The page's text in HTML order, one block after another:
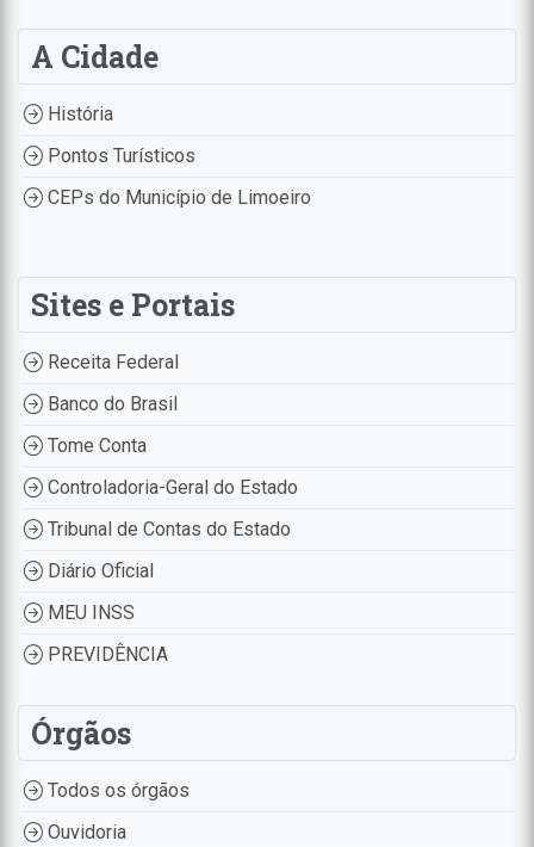
A Cidade
História
Pontos Turísticos
CEPs do Município de Limoeiro
Sites e Portais
Receita Federal
Banco do Brasil
Tome Conta
Controladoria-Geral do Estado
Tribunal de Contas do Estado
Diário Oficial
MEU INSS
PREVIDÊNCIA
Órgãos
Todos os órgãos
Ouvidoria